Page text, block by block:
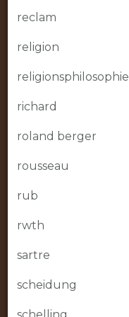
reclam
religion
religionsphilosophie
richard
roland berger
rousseau
rub
rwth
sartre
scheidung